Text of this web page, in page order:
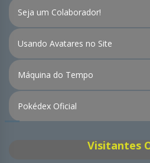
Seja um Colaborador!
Usando Avatares no Site
Máquina do Tempo
Pokédex Oficial
Visitantes